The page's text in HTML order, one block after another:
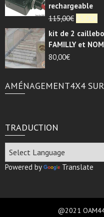
rechargeable
115,00€ Le
prix
initial
65,00€Le
kit de 2
FAMILLY et
80,00€
AMÉNAGEMENT4X4
TRADUCTION
Powered by Translate
@2021